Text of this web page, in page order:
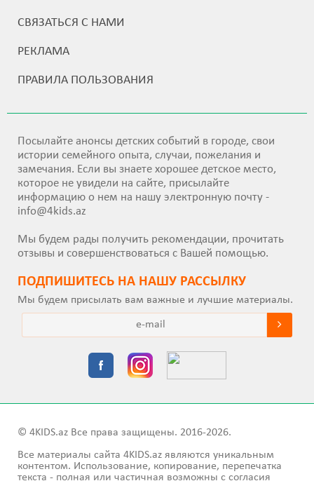
СВЯЗАТЬСЯ С НАМИ
РЕКЛАМА
ПРАВИЛА ПОЛЬЗОВАНИЯ
Посылайте анонсы детских событий в городе, свои
истории семейного опыта, случаи, пожелания и
замечания. Если вы знаете хорошее детское место,
которое не увидели на сайте, присылайте
информацию о нем на нашу электронную почту -
info@4kids.az
Мы будем рады получить рекомендации, прочитать
отзывы и совершенствоваться с Вашей помощью.
ПОДПИШИТEСЬ НА НАШУ РАССЫЛКУ
Мы будем присылать вам важные и лучшие материалы.
© 4KIDS.az Все права защищены. 2016-2026.
Все материалы сайта 4KIDS.az являются уникальным
контентом. Использование, копирование, перепечатка
текста - полная или частичная возможны с согласия